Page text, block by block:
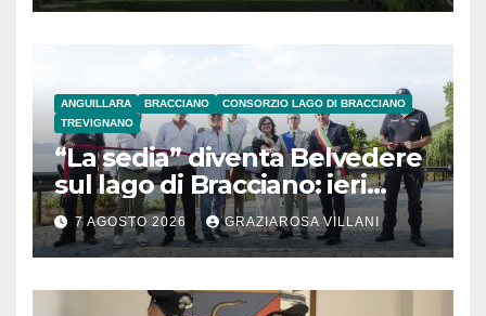
ANGUILLARA BRACCIANO
CONSORZIO LAGO DI BRACCIANO
TREVIGNANO
“La sedia” diventa Belvedere
sul lago di Bracciano: ieri
l’inaugurazione
7 AGOSTO 2026 GRAZIAROSA VILLANI